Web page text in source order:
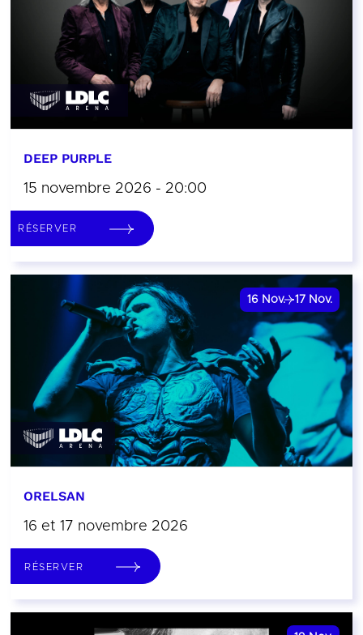
DEEP PURPLE
15 novembre 2026 - 20:00
RÉSERVER
16 Nov. 17 Nov.
ORELSAN
16 et 17 novembre 2026
RÉSERVER